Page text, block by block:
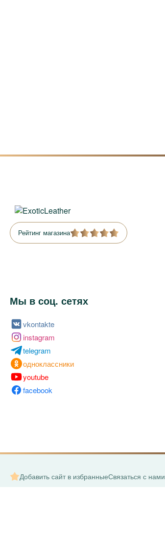
Рейтинг магазина
Мы в соц. сетях
vkontakte
instagram
telegram
одноклассники
youtube
facebook
Добавить сайт в избранныеСвязаться с нами